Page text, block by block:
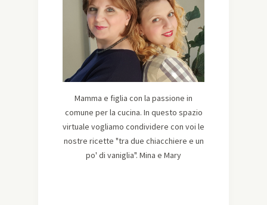
Mamma e figlia con la passione in
comune per la cucina. In questo spazio
virtuale vogliamo condividere con voi le
nostre ricette "tra due chiacchiere e un
po' di vaniglia". Mina e Mary